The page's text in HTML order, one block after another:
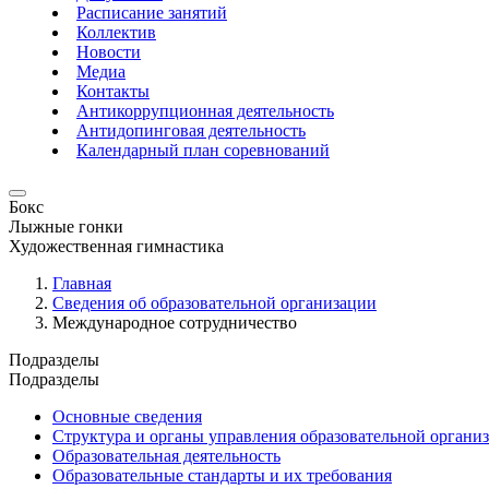
Расписание занятий
Коллектив
Новости
Медиа
Контакты
Антикоррупционная деятельность
Антидопинговая деятельность
Календарный план соревнований
Бокс
Лыжные гонки
Художественная гимнастика
Главная
Сведения об образовательной организации
Международное сотрудничество
Подразделы
Подразделы
Основные сведения
Структура и органы управления образовательной
Образовательная деятельность
Образовательные стандарты и их требования